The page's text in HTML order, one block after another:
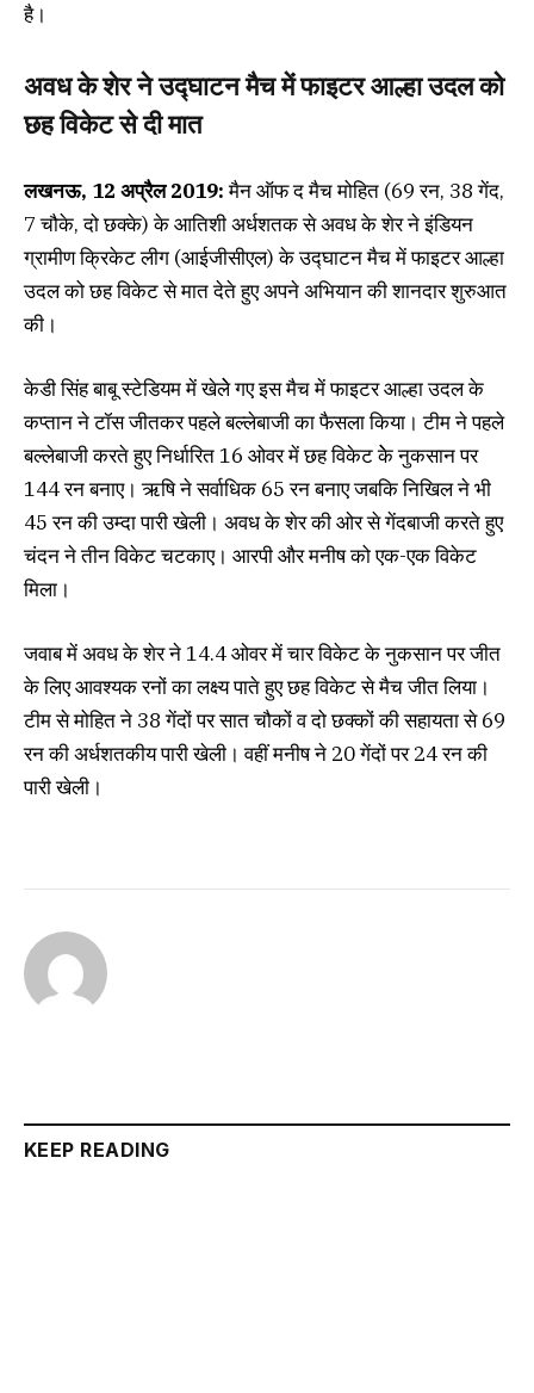
है।
अवध के शेर ने उद्घाटन मैच में फाइटर आल्हा उदल को
छह विकेट से दी मात
लखनऊ, 12 अप्रैल 2019:मैन ऑफ द मैच मोहित (69 रन, 38 गेंद,
7 चौके, दो छक्के) के आतिशी अर्धशतक से अवध के शेर ने इंडियन
ग्रामीण क्रिकेट लीग (आईजीसीएल) के उद्घाटन मैच में फाइटर आल्हा
उदल को छह विकेट से मात देते हुए अपने अभियान की शानदार शुरुआत
की।
केडी सिंह बाबू स्टेडियम में खेलेे गए इस मैच में फाइटर आल्हा उदल के
कप्तान ने टॉस जीतकर पहले बल्लेबाजी का फैसला किया। टीम ने पहले
बल्लेबाजी करते हुए निर्धारित 16 ओवर में छह विकेट केे नुकसान पर
144 रन बनाए। ऋषि ने सर्वाधिक 65 रन बनाए जबकि निखिल ने भी
45 रन की उम्दा पारी खेली। अवध के शेर की ओर से गेंदबाजी करते हुए
चंदन ने तीन विकेट चटकाए। आरपी और मनीष को एक-एक विकेट
मिला।
जवाब में अवध के शेर ने 14.4 ओवर में चार विकेट के नुकसान पर जीत
के लिए आवश्यक रनों का लक्ष्य पाते हुए छह विकेट से मैच जीत लिया।
टीम से मोहित ने 38 गेंदों पर सात चौकों व दो छक्कों की सहायता से 69
रन की अर्धशतकीय पारी खेली। वहीं मनीष ने 20 गेंदों पर 24 रन की
पारी खेली।
KEEP READING